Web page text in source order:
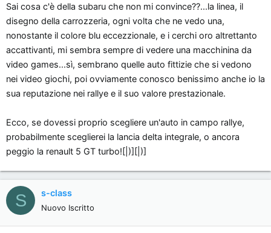
Sai cosa c'è della subaru che non mi convince??...la linea, il
disegno della carrozzeria, ogni volta che ne vedo una,
nonostante il colore blu eccezzionale, e i cerchi oro altrettanto
accattivanti, mi sembra sempre di vedere una macchinina da
video games...sì, sembrano quelle auto fittizie che si vedono
nei video giochi, poi ovviamente conosco benissimo anche io la
sua reputazione nei rallye e il suo valore prestazionale.
Ecco, se dovessi proprio scegliere un'auto in campo rallye,
probabilmente sceglierei la lancia delta integrale, o ancora
peggio la renault 5 GT turbo![|)][|)]
S s-class
Nuovo Iscritto